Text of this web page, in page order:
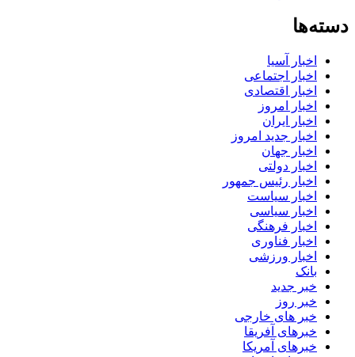
دسته‌ها
اخبار آسیا
اخبار اجتماعی
اخبار اقتصادی
اخبار امروز
اخبار ایران
اخبار جدید امروز
اخبار جهان
اخبار دولتی
اخبار رئیس جمهور
اخبار سیاست
اخبار سیاسی
اخبار فرهنگی
اخبار فناوری
اخبار ورزشی
بانک
خبر جدید
خبر روز
خبر های خارجی
خبرهای آفریقا
خبرهای آمریکا